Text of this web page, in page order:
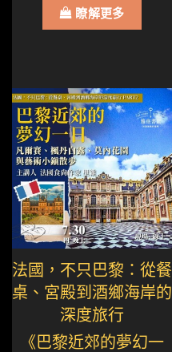
瞭解更多
法國，不只巴黎：從餐
桌、宮殿到酒鄉海岸的
深度旅行
《巴黎近郊的夢幻一